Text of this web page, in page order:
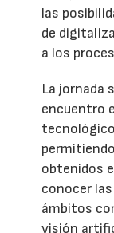
las
de
a los
La jornada
encuentro
obtenidos
conocer
ámbitos
visión